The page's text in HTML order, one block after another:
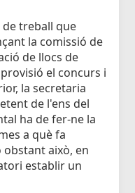
de treball que
la comissió de
de llocs de
el concurs i
la secretaria
de l'ens del
ha de fer-ne la
a què fa
això, en
establir un